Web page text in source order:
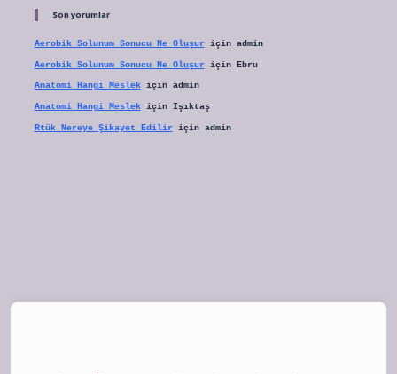
Son yorumlar
Aerobik Solunum Sonucu Ne Oluşuriçin admin
Aerobik Solunum Sonucu Ne Oluşuriçin Ebru
Anatomi Hangi Meslekiçin admin
Anatomi Hangi Meslekiçin Işıktaş
Rtük Nereye Şikayet Ediliriçin admin